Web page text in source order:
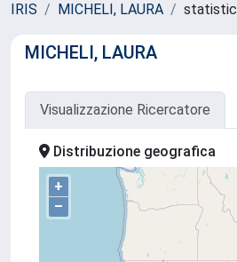
IRIS MICHELI, LAURA
MICHELI, LAURA
Visualizzazione Ricercatore
Distribuzione geografica
+
–